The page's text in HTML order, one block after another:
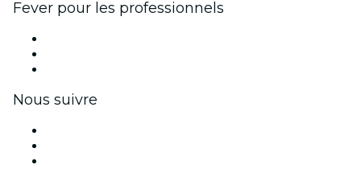
Fever pour les professionnels
Nous suivre